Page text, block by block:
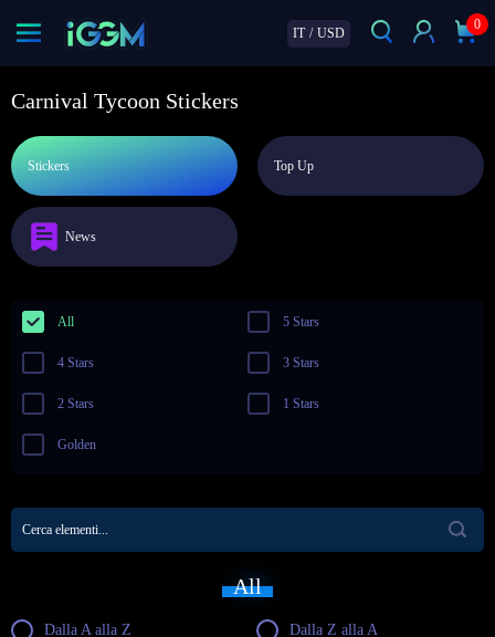
IT / USD
0
Carnival Tycoon Stickers
Stickers Top Up
News
All 5 Stars
4 Stars 3 Stars
2 Stars 1 Stars
Golden
All
Dalla A alla Z Dalla Z alla A